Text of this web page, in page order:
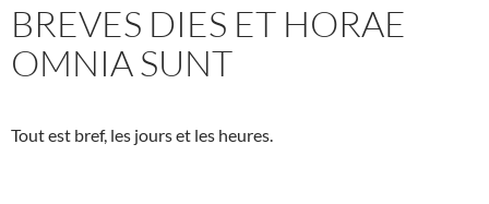
BREVES DIES ET HORAE
OMNIA SUNT
Tout est bref, les jours et les heures.